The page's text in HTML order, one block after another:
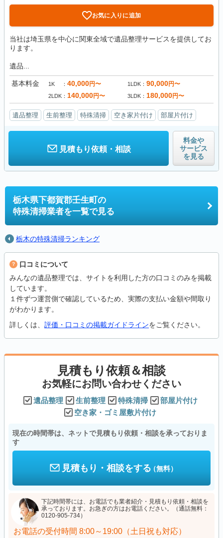
お気に入りに追加
当社は埼玉県を中心に関東全域で遺品整理サービスを提供してお
ります。
遺品...
基本料金 1K 40,000円〜 1LDK 90,000円〜
2LDK 140,000円〜 3LDK 180,000円〜
遺品整理 生前整理 特殊清掃 空き家片付け 部屋片付け
見積もり依頼・相談
料金や
サービス
を見る
栃木県下都賀郡壬生町の
特殊清掃業者を一覧で見る
栃木の特殊清掃ランキング
口コミについて
みんなの遺品整理では、サイトを利用した方の口コミのみを掲載
しています。
１件ずつ運営側で確認しているため、実際の支払い金額や間取り
がわかります。
詳しくは、 評価・口コミの掲載ガイドラインをご覧ください。
見積もり依頼＆相談
お気軽にお問い合わせください
遺品整理 生前整理 特殊清掃
部屋片付け
空き家・ゴミ屋敷片付け
現在の時間帯は、ネットで見積もり依頼・相談を承っておりま
す
見積もり・相談をする（無料）
下記時間帯には、お電話でも業者紹介・見積もり依頼・相談を
承っております。お急ぎの方はお電話ください。（通話無料：
0120-905-734）
お電話の受付時間 8:00～19:00（土日祝も対応）